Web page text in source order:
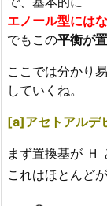
エノール型には
でもこの平衡が
ここでは分かり
していくね。
[a]アセトアルデ
まず置換基が Ｈ
これはほとんど